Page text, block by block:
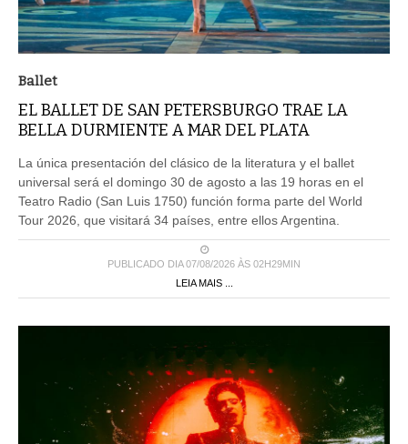
Ballet
EL BALLET DE SAN PETERSBURGO TRAE LA
BELLA DURMIENTE A MAR DEL PLATA
La única presentación del clásico de la literatura y el ballet
universal será el domingo 30 de agosto a las 19 horas en el
Teatro Radio (San Luis 1750) función forma parte del World
Tour 2026, que visitará 34 países, entre ellos Argentina.
PUBLICADO DIA 07/08/2026 ÀS 02H29MIN
LEIA MAIS ...